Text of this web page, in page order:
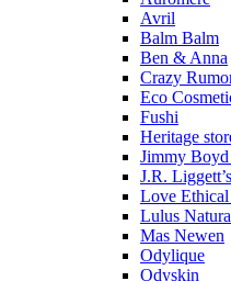
Avril
Balm Balm
Ben & Anna
Crazy
Eco
Fushi
Heritage
Jimmy
J.R. Liggett’s
Love
Lulus
Mas Newen
Odylique
Odyskin